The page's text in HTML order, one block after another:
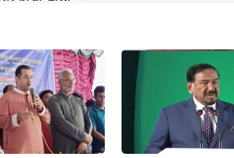
দুইজন আটক